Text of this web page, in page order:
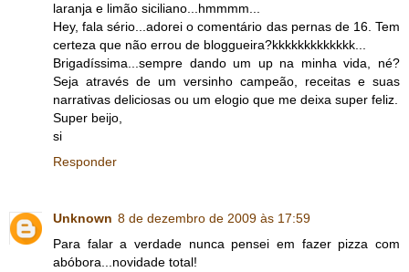
laranja e limão siciliano...hmmmm...
Hey, fala sério...adorei o comentário das pernas de 16. Tem
certeza que não errou de bloggueira?kkkkkkkkkkkkk...
Brigadíssima...sempre dando um up na minha vida, né?
Seja através de um versinho campeão, receitas e suas
narrativas deliciosas ou um elogio que me deixa super feliz.
Super beijo,
si
Responder
Unknown 8 de dezembro de 2009 às 17:59
Para falar a verdade nunca pensei em fazer pizza com
abóbora...novidade total!